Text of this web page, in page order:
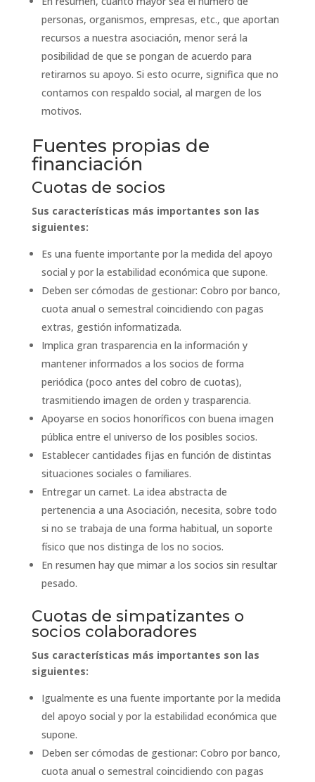
personas, organismos, empresas, etc., que aportan
recursos a nuestra asociación, menor será la
posibilidad de que se pongan de acuerdo para
retirarnos su apoyo. Si esto ocurre, significa que no
contamos con respaldo social, al margen de los
motivos.
Fuentes propias de
financiación
Cuotas de socios
Sus características más importantes son las
siguientes:
Es una fuente importante por la medida del apoyo
social y por la estabilidad económica que supone.
Deben ser cómodas de gestionar: Cobro por banco,
cuota anual o semestral coincidiendo con pagas
extras, gestión informatizada.
Implica gran trasparencia en la información y
mantener informados a los socios de forma
periódica (poco antes del cobro de cuotas),
trasmitiendo imagen de orden y trasparencia.
Apoyarse en socios honoríficos con buena imagen
pública entre el universo de los posibles socios.
Establecer cantidades fijas en función de distintas
situaciones sociales o familiares.
Entregar un carnet. La idea abstracta de
pertenencia a una Asociación, necesita, sobre todo
si no se trabaja de una forma habitual, un soporte
físico que nos distinga de los no socios.
En resumen hay que mimar a los socios sin resultar
pesado.
Cuotas de simpatizantes o
socios colaboradores
Sus características más importantes son las
siguientes:
Igualmente es una fuente importante por la medida
del apoyo social y por la estabilidad económica que
supone.
Deben ser cómodas de gestionar: Cobro por banco,
cuota anual o semestral coincidiendo con pagas